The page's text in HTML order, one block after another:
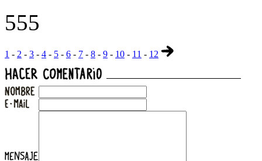
555
1 - 2 - 3 - 4 - 5 - 6 - 7 - 8 - 9 - 10 - 11 - 12